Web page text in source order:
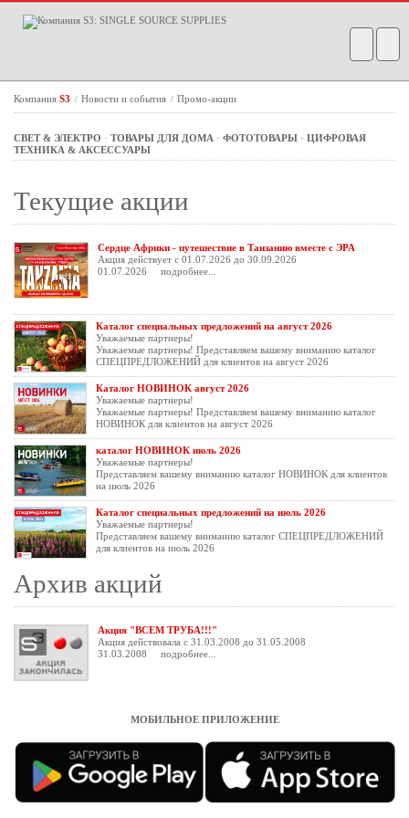
Компания S3 / Новости и события / Промо-акции
СВЕТ & ЭЛЕКТРО · ТОВАРЫ ДЛЯ ДОМА · ФОТОТОВАРЫ · ЦИФРОВАЯ
ТЕХНИКА & АКСЕССУАРЫ
Текущие акции
Сердце Африки - путешествие в Танзанию вместе с ЭРА
Акция действует с 01.07.2026 до 30.09.2026
01.07.2026
подробнее...
Каталог специальных предложений на август 2026
Уважаемые партнеры!
Уважаемые партнеры! Представляем вашему вниманию каталог
СПЕЦПРЕДЛОЖЕНИЙ для клиентов на август 2026
Каталог НОВИНОК август 2026
Уважаемые партнеры!
Уважаемые партнеры! Представляем вашему вниманию каталог
НОВИНОК для клиентов на август 2026
каталог НОВИНОК июль 2026
Уважаемые партнеры!
Представляем вашему вниманию каталог НОВИНОК для клиентов
на июль 2026
Каталог специальных предложений на июль 2026
Уважаемые партнеры!
Представляем вашему вниманию каталог СПЕЦПРЕДЛОЖЕНИЙ
для клиентов на июль 2026
Архив акций
Акция "ВСЕМ ТРУБА!!!"
Акция действовала с 31.03.2008 до 31.05.2008
31.03.2008
подробнее...
МОБИЛЬНОЕ ПРИЛОЖЕНИЕ